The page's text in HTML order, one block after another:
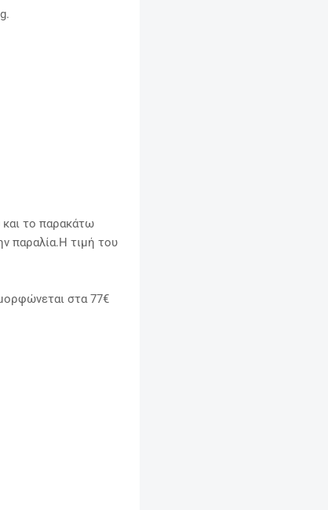
και το παρακάτω
παραλία.Η τιμή του
στα 77€